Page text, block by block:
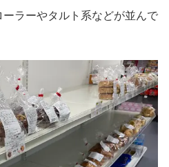
ラーやタルト系などが並んで